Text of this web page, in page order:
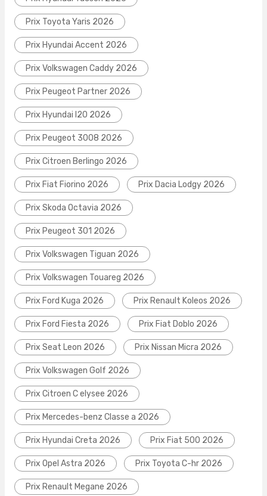
Prix Toyota Yaris 2026
Prix Hyundai Accent 2026
Prix Volkswagen Caddy 2026
Prix Peugeot Partner 2026
Prix Hyundai I20 2026
Prix Peugeot 3008 2026
Prix Citroen Berlingo 2026
Prix Fiat Fiorino 2026 Prix Dacia Lodgy 2026
Prix Skoda Octavia 2026
Prix Peugeot 301 2026
Prix Volkswagen Tiguan 2026
Prix Volkswagen Touareg 2026
Prix Ford Kuga 2026 Prix Renault Koleos 2026
Prix Ford Fiesta 2026 Prix Fiat Doblo 2026
Prix Seat Leon 2026 Prix Nissan Micra 2026
Prix Volkswagen Golf 2026
Prix Citroen C elysee 2026
Prix Mercedes-benz Classe a 2026
Prix Hyundai Creta 2026 Prix Fiat 500 2026
Prix Opel Astra 2026 Prix Toyota C-hr 2026
Prix Renault Megane 2026